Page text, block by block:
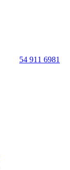
54 911 6981